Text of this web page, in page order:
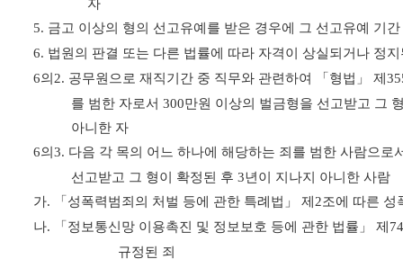
자
5. 금고 이상의 형의 선고유예를 받은 경우에 그 선고유예 기
6. 법원의 판결 또는 다른 법률에 따라 자격이 상실되거나 정지
6의 2. 공무원으로 재직기간 중 직무와 관련하여 「 형법 」 제
를 범한 자로서300만원 이상의 벌금형을 선고받고 그
아니한 자
6의 3. 다음 각 목의 어느 하나에 해당하는 죄를 범한 사람으로
선고받고 그 형이 확정된 후3년이 지나지 아니한 사람
가. 「 성폭력범죄의 처벌 등에 관한 특례법 」 제 2조에 따른 성
나. 「 정보통신망 이용촉진 및 정보보호 등에 관한 법률 」 제 74
규정된 죄